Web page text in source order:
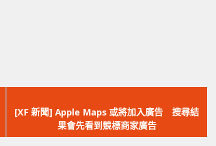
一
篇
文
[XF 新聞] Apple Maps 或將加入廣告 搜尋結
果會先看到競標商家廣告